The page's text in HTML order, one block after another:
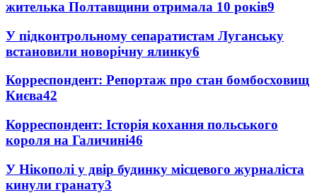
жителька Полтавщини отримала 10 років9
У підконтрольному сепаратистам Луганську
встановили новорічну ялинку6
Корреспондент: Репортаж про стан бомбосховищ
Києва42
Корреспондент: Історія кохання польського
короля на Галичині46
У Нікополі у двір будинку місцевого журналіста
кинули гранату3